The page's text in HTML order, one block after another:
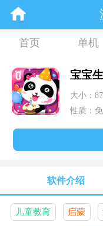
首页 单机
资讯 合集
宝宝
大小：
性质：
软件介绍
儿童教育 启蒙